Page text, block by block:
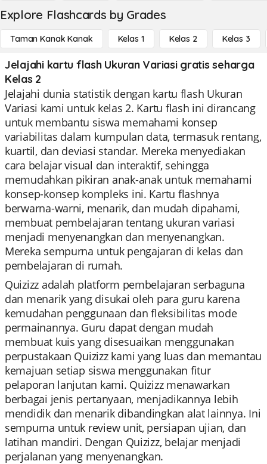
Explore Flashcards by Grades
Taman Kanak Kanak Kelas 1 Kelas 2 Kelas 3
Jelajahi kartu flash Ukuran Variasi gratis seharga
Kelas 2
Jelajahi dunia statistik dengan kartu flash Ukuran
Variasi kami untuk kelas 2. Kartu flash ini dirancang
untuk membantu siswa memahami konsep
variabilitas dalam kumpulan data, termasuk rentang,
kuartil, dan deviasi standar. Mereka menyediakan
cara belajar visual dan interaktif, sehingga
memudahkan pikiran anak-anak untuk memahami
konsep-konsep kompleks ini. Kartu flashnya
berwarna-warni, menarik, dan mudah dipahami,
membuat pembelajaran tentang ukuran variasi
menjadi menyenangkan dan menyenangkan.
Mereka sempurna untuk pengajaran di kelas dan
pembelajaran di rumah.
Quizizz adalah platform pembelajaran serbaguna
dan menarik yang disukai oleh para guru karena
kemudahan penggunaan dan fleksibilitas mode
permainannya. Guru dapat dengan mudah
membuat kuis yang disesuaikan menggunakan
perpustakaan Quizizz kami yang luas dan memantau
kemajuan setiap siswa menggunakan fitur
pelaporan lanjutan kami. Quizizz menawarkan
berbagai jenis pertanyaan, menjadikannya lebih
mendidik dan menarik dibandingkan alat lainnya. Ini
sempurna untuk review unit, persiapan ujian, dan
latihan mandiri. Dengan Quizizz, belajar menjadi
perjalanan yang menyenangkan.